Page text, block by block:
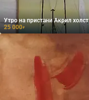
Утро на пристани Акрил холст
25 000₽